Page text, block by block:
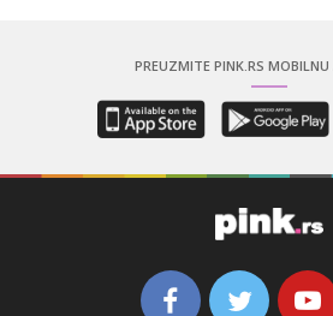
PREUZMITE PINK.RS MOBILNU